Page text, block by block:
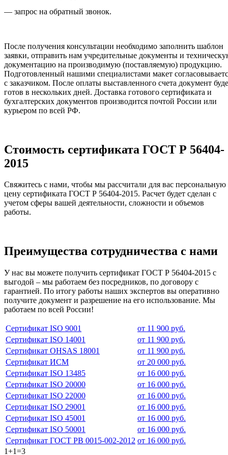
— запрос на обратный звонок.
После получения консультации необходимо заполнить шаблон
заявки, отправить нам учредительные документы и
документацию на производимую (поставляемую) продукцию.
Подготовленный нашими специалистами макет
с заказчиком. После оплаты выставленного счета документ
готов в нескольких дней. Доставка готового сертификата и
бухгалтерских документов производится почтой России или
курьером по всей РФ.
Стоимость сертификата ГОСТ Р 56404-
2015
Свяжитесь с нами, чтобы мы рассчитали для вас персональную
цену сертификата ГОСТ Р 56404-2015. Расчет будет сделан с
учетом сферы вашей деятельности, сложности и объемов
работы.
Преимущества сотрудничества с нами
У нас вы можете получить сертификат ГОСТ Р 56404-2015 с
выгодой – мы работаем без посредников, по договору с
гарантией. По итогу работы наших экспертов вы оперативно
получите документ и разрешение на его использование. Мы
работаем по всей России!
Сертификат ISO 9001
от 11 900 руб.
Сертификат ISO 14001
от 11 900 руб.
Сертификат OHSAS 18001
от 11 900 руб.
Сертификат ИСМ
от 20 000 руб.
Сертификат ISO 13485
от 16 000 руб.
Сертификат ISO 20000
от 16 000 руб.
Сертификат ISO 22000
от 16 000 руб.
Сертификат ISO 29001
от 16 000 руб.
Сертификат ISO 45001
от 16 000 руб.
Сертификат ISO 50001
от 16 000 руб.
Сертификат ГОСТ РВ 0015-002-2012 от 16 000 руб.
1+1=3